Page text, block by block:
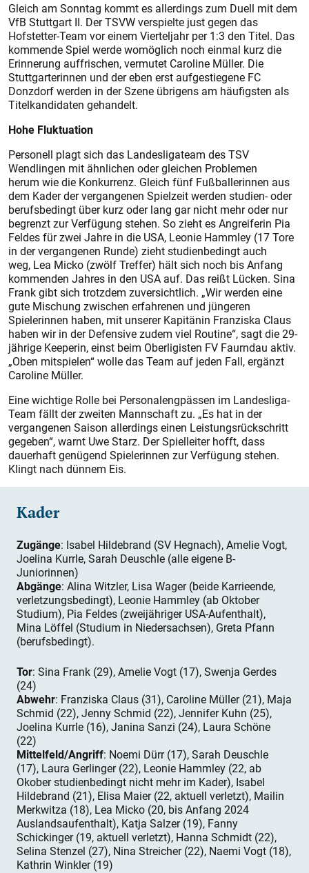
Gleich am Sonntag kommt es allerdings zum Duell mit dem
VfB Stuttgart II. Der TSVW verspielte just gegen das
Hofstetter-Team vor einem Vierteljahr per 1:3 den Titel. Das
kommende Spiel werde womöglich noch einmal kurz die
Erinnerung auffrischen, vermutet Caroline Müller. Die
Stuttgarterinnen und der eben erst aufgestiegene FC
Donzdorf werden in der Szene übrigens am häufigsten als
Titelkandidaten gehandelt.
Hohe Fluktuation
Personell plagt sich das Landes­ligateam des TSV
Wendlingen mit ähnlichen oder gleichen Problemen
herum wie die Konkurrenz. Gleich fünf Fußballerinnen aus
dem Kader der vergangenen Spielzeit werden studien- oder
berufsbedingt über kurz oder lang gar nicht mehr oder nur
begrenzt zur Verfügung stehen. So zieht es Angreiferin Pia
Feldes für zwei Jahre in die USA, Leonie Hammley (17 Tore
in der vergangenen Runde) zieht studienbedingt auch
weg, Lea Micko (zwölf Treffer) hält sich noch bis Anfang
kommenden Jahres in den USA auf. Das reißt Lücken. Sina
Frank gibt sich trotzdem zuversichtlich. „Wir werden eine
gute Mischung zwischen erfahrenen und jüngeren
Spielerinnen haben, mit unserer Kapitänin Franziska Claus
haben wir in der Defensive zudem viel Routine“, sagt die 29-
jährige Keeperin, einst beim Oberligisten FV Faurndau aktiv.
„Oben mitspielen“ wolle das Team auf jeden Fall, ergänzt
Caroline Müller.
Eine wichtige Rolle bei Personalengpässen im Landesliga-
Team fällt der zweiten Mannschaft zu. „Es hat in der
vergangenen Saison allerdings einen Leistungsrückschritt
gegeben“, warnt Uwe Starz. Der Spielleiter hofft, dass
dauerhaft genügend Spielerinnen zur Verfügung stehen.
Klingt nach dünnem Eis.
Kader
Zugänge: Isabel Hildebrand (SV Hegnach), Amelie Vogt,
Joelina Kurrle, Sarah Deuschle (alle eigene B-
Juniorinnen)
Abgänge: Alina Witzler, Lisa Wager (beide Karrieende,
verletzungsbedingt), Leonie Hammley (ab Oktober
Studium), Pia Feldes (zweijähriger USA-Aufenthalt),
Mina Löffel (Studium in Niedersachsen), Greta Pfann
(berufsbedingt).
Tor: Sina Frank (29), Amelie Vogt (17), Swenja Gerdes
(24)
Abwehr: Franziska Claus (31), Caroline Müller (21), Maja
Schmid (22), Jenny Schmid (22), Jennifer Kuhn (25),
Joelina Kurrle (16), Janina Sanzi (24), Laura Schöne
(22)
Mittelfeld/Angriff: Noemi Dürr (17), Sarah Deuschle
(17), Laura Gerlinger (22), Leonie Hammley (22, ab
Okober studienbedingt nicht mehr im Kader), Isabel
Hildebrand (21), Elisa Maier (22, aktuell verletzt), Mailin
Merkwitza (18), Lea Micko (20, bis Anfang 2024
Auslandsaufenthalt), Katja Salzer (19), Fanny
Schickinger (19, aktuell verletzt), Hanna Schmidt (22),
Selina Stenzel (27), Nina Streicher (22), Naemi Vogt (18),
Kathrin Winkler (19)